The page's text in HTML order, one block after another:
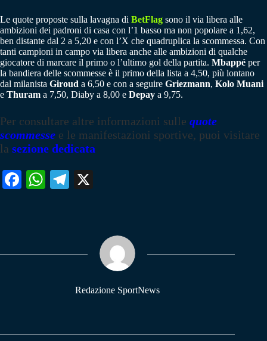
Le quote proposte sulla lavagna di BetFlag sono il via libera alle
ambizioni dei padroni di casa con l’1 basso ma non popolare a 1,62,
ben distante dal 2 a 5,20 e con l’X che quadruplica la scommessa. Con
tanti campioni in campo via libera anche alle ambizioni di qualche
giocatore di marcare il primo o l’ultimo gol della partita. Mbappé per
la bandiera delle scommesse è il primo della lista a 4,50, più lontano
dal milanista Giroud a 6,50 e con a seguire Griezmann, Kolo Muani
e Thuram a 7,50, Diaby a 8,00 e Depay a 9,75.
Per consultare altre informazioni sulle quote
scommesse e le manifestazioni sportive, puoi visitare
la sezione dedicata
Fa W
pp
Te
m
Redazione SportNews